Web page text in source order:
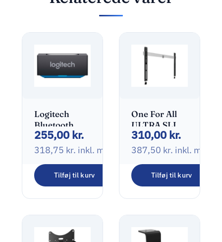
Logitech
Bluetooth
trådløs
audiomodtager
255,00 kr.
318,75 kr. inkl. moms
Tilføj til kurv
One For All
ULTRA SLIM
WM 6611
Beslag Fladt
panel 32″-84″
310,00 kr.
387,50 kr. inkl. moms
Tilføj til kurv